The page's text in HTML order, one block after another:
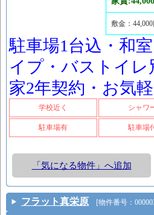
敷金：
駐車場1台込・和
イプ・バストイレ
家2年契約・お気
学校近く シャワ
駐車場有 駐車場
「気になる物件」へ追加
フラット真栄原 [物件番号：